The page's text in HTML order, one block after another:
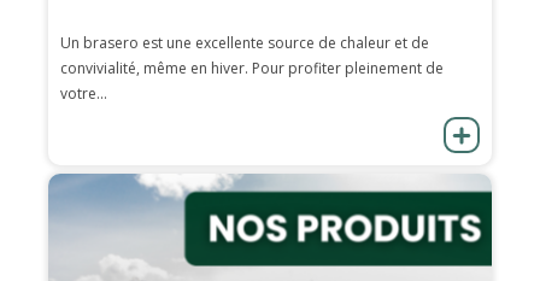
Un brasero est une excellente source de chaleur et de
convivialité, même en hiver. Pour profiter pleinement de
votre...